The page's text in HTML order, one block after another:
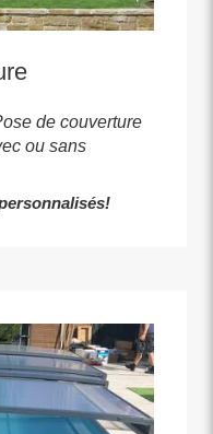
de couverture
ou sans